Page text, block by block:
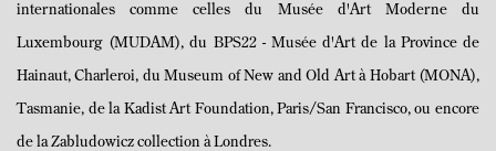
internationales comme celles du Musée d'Art Moderne du
Luxembourg (MUDAM), du BPS22 - Musée d'Art de la Province de
Hainaut, Charleroi, du Museum of New and Old Art à Hobart (MONA),
Tasmanie, de la Kadist Art Foundation, Paris/San Francisco, ou encore
de la Zabludowicz collection à Londres.